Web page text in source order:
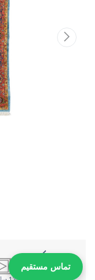
تماس مستقیم